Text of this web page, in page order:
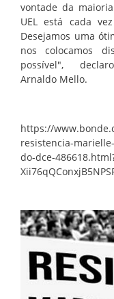
vontade da
UEL está cada
Desejamos uma
nos colocamos
possível",
Arnaldo Mello.
https://
resistencia-
do-dce-